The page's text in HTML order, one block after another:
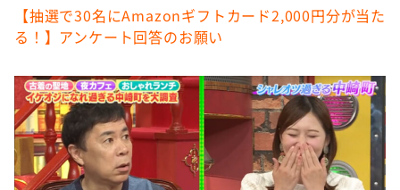
て真剣です
探偵！ナイトスクープ
news おかえり
河合＆A.B.C-Z塚田×福井アナ「なんでやねん！？」
（news おかえり）
DAIGOも台所 ～きょうの献立 何にする？～
本日はダイアンなり！シーズン２
【抽選で30名にAmazonギフトカード2,000円分が当た
る！】アンケート回答のお願い